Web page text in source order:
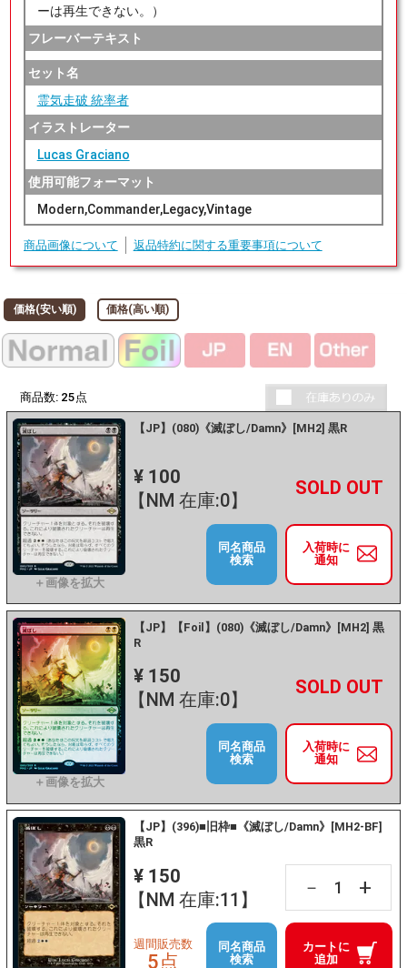
ーは再生できない。）
フレーバーテキスト
セット名
霊気走破 統率者
イラストレーター
Lucas Graciano
使用可能フォーマット
Modern,Commander,Legacy,Vintage
商品画像について 返品特約に関する重要事項について
価格(安い順) 価格(高い順)
商品数: 25 点
【JP】(080)《滅ぼし/Damn》[MH2] 黒R
¥ 100
【NM 在庫:0】
－ +
入荷時に
通知
同名商品
検索
【JP】【Foil】(080)《滅ぼし/Damn》[MH2] 黒
R
¥ 150
【NM 在庫:0】
－ +
入荷時に
通知
同名商品
検索
【JP】(396)■旧枠■《滅ぼし/Damn》[MH2-BF]
黒R
¥ 150
【NM 在庫:11】
－ +
カートに
追加
週間販売数
5点
同名商品
検索